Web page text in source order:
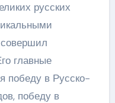
русских
главные
победу в Русско-
победу в